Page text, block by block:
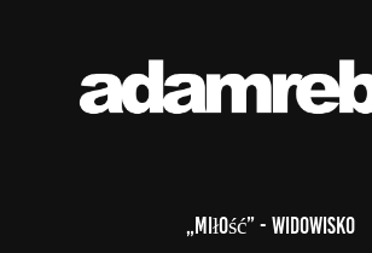
„Miłość” - widowisko